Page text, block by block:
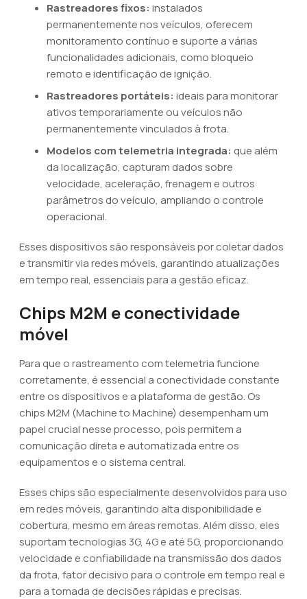
Rastreadores fixos: instalados
permanentemente nos veículos, oferecem
monitoramento contínuo e suporte a várias
funcionalidades adicionais, como bloqueio
remoto e identificação de ignição.
Rastreadores portáteis: ideais para monitorar
ativos temporariamente ou veículos não
permanentemente vinculados à frota.
Modelos com telemetria integrada: que além
da localização, capturam dados sobre
velocidade, aceleração, frenagem e outros
parâmetros do veículo, ampliando o controle
operacional.
Esses dispositivos são responsáveis por coletar dados
e transmitir via redes móveis, garantindo atualizações
em tempo real, essenciais para a gestão eficaz.
Chips M2M e conectividade
móvel
Para que o rastreamento com telemetria funcione
corretamente, é essencial a conectividade constante
entre os dispositivos e a plataforma de gestão. Os
chips M2M (Machine to Machine) desempenham um
papel crucial nesse processo, pois permitem a
comunicação direta e automatizada entre os
equipamentos e o sistema central.
Esses chips são especialmente desenvolvidos para uso
em redes móveis, garantindo alta disponibilidade e
cobertura, mesmo em áreas remotas. Além disso, eles
suportam tecnologias 3G, 4G e até 5G, proporcionando
velocidade e confiabilidade na transmissão dos dados
da frota, fator decisivo para o controle em tempo real e
para a tomada de decisões rápidas e precisas.